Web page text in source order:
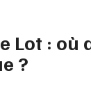
Lot : où
?